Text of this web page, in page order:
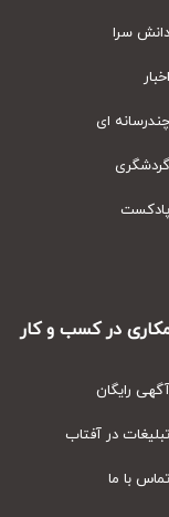
سرا
ای
در کسب و کار
رایگان
در آفتاب
با ما